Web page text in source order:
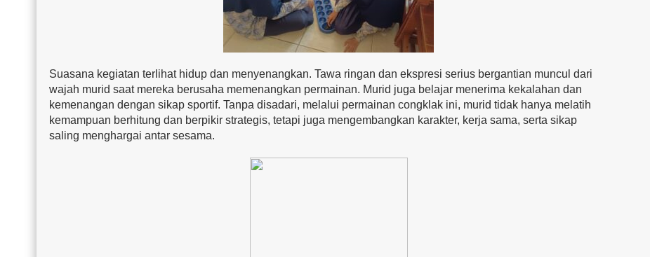
Suasana kegiatan terlihat hidup dan menyenangkan. Tawa ringan dan ekspresi serius bergantian muncul dari
wajah murid saat mereka berusaha memenangkan permainan. Murid juga belajar menerima kekalahan dan
kemenangan dengan sikap sportif. Tanpa disadari, melalui permainan congklak ini, murid tidak hanya melatih
kemampuan berhitung dan berpikir strategis, tetapi juga mengembangkan karakter, kerja sama, serta sikap
saling menghargai antar sesama.